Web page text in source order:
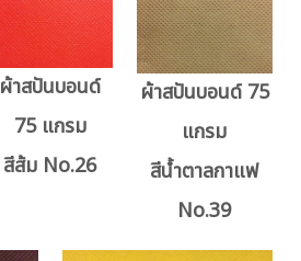
ผ้าสปันบอนด์
75 แกรม
สีส้ม No.26
ผ้าสปันบอนด์ 75
แกรม
สีน้ำตาลกาแฟ
No.39